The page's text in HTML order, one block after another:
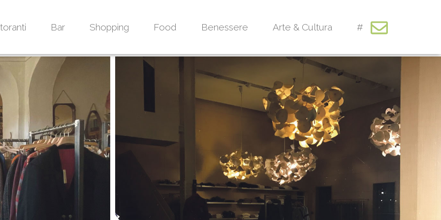
Bar Shopping Food Benessere Arte & Cultura #